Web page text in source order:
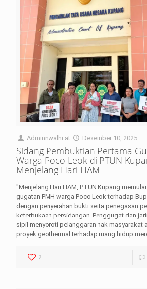
Adminnwalhi at Desember 10, 2025
Sidang Pembuktian Pertama
Warga Poco Leok di PTUN
Menjelang Hari HAM
"Menjelang Hari HAM, PTUN Kupang
gugatan PMH warga Poco Leok terhadap
dengan penyerahan bukti serta penegasan
keterbukaan persidangan. Penggugat dan
sipil menyoroti pelanggaran hak masyarakat
proyek geothermal terhadap ruang hidup
2